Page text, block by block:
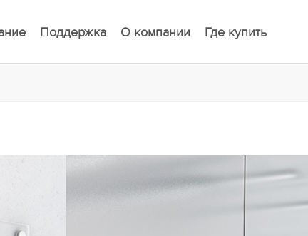
Поддержка О компании Где купить